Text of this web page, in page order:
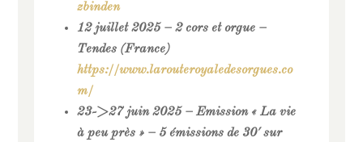
zbinden
12 juillet 2025 – 2 cors et orgue –
Tendes (France)
https://www.larouteroyaledesorgues.co
m/
23->27 juin 2025 – Emission « La vie
à peu près » – 5 émissions de 30′ sur